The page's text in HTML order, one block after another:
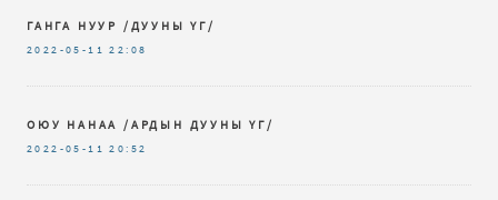
ГАНГА НУУР /ДУУНЫ ҮГ/
2022-05-11 22:08
ОЮУ НАНАА /АРДЫН ДУУНЫ ҮГ/
2022-05-11 20:52